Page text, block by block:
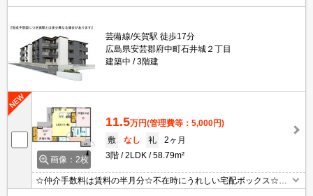
芸備線/矢賀駅 徒歩17分
広島県安芸郡府中町石井城２丁目
建築中
3階建
画像：2枚
11.5万円(管理費等：5,000円)
敷
なし 礼
2ヶ月
3階
2LDK 58.79m²
☆仲介手数料は賃料の半月分☆不在時にうれしい宅配ボックス☆都
市ガスで光熱費節約☆ネット無料☆追い焚き機能・浴室乾燥機など